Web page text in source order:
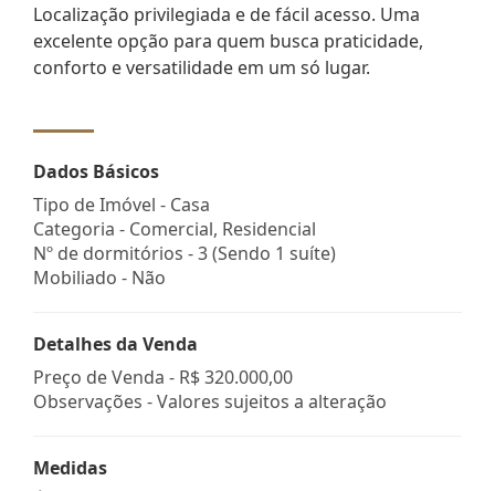
Localização privilegiada e de fácil acesso. Uma
excelente opção para quem busca praticidade,
conforto e versatilidade em um só lugar.
Dados Básicos
Tipo de Imóvel - Casa
Categoria - Comercial, Residencial
Nº de dormitórios - 3 (Sendo 1 suíte)
Mobiliado - Não
Detalhes da Venda
Preço de Venda - R$ 320.000,00
Observações - Valores sujeitos a alteração
Medidas